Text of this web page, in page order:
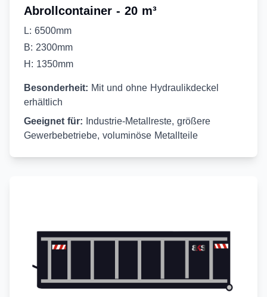
Abrollcontainer - 20 m³
L: 6500mm
B: 2300mm
H: 1350mm
Besonderheit: Mit und ohne Hydraulikdeckel
erhältlich
Geeignet für: Industrie-Metallreste, größere
Gewerbebetriebe, voluminöse Metallteile